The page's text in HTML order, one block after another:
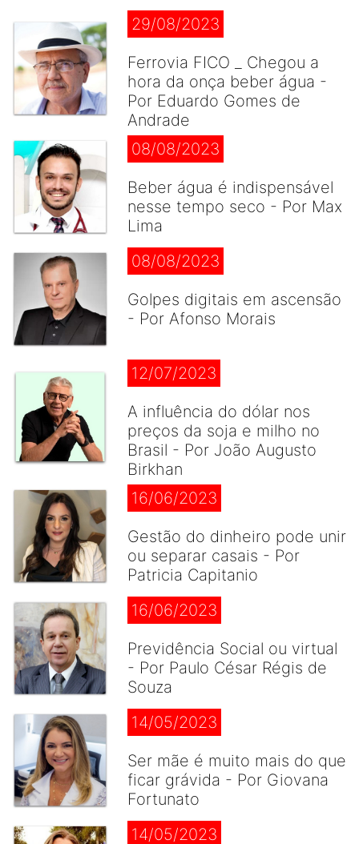
29/08/2023
Ferrovia FICO _ Chegou a
hora da onça beber água -
Por Eduardo Gomes de
Andrade
08/08/2023
Beber água é indispensável
nesse tempo seco - Por Max
Lima
08/08/2023
Golpes digitais em ascensão
- Por Afonso Morais
12/07/2023
A influência do dólar nos
preços da soja e milho no
Brasil - Por João Augusto
Birkhan
16/06/2023
Gestão do dinheiro pode unir
ou separar casais - Por
Patricia Capitanio
16/06/2023
Previdência Social ou virtual
- Por Paulo César Régis de
Souza
14/05/2023
Ser mãe é muito mais do que
ficar grávida - Por Giovana
Fortunato
14/05/2023